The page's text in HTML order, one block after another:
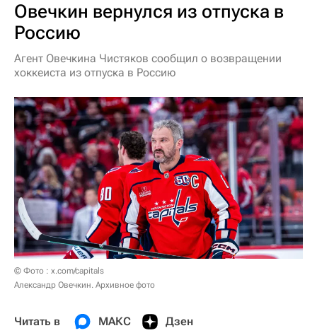
Овечкин вернулся из отпуска в
Россию
Агент Овечкина Чистяков сообщил о возвращении
хоккеиста из отпуска в Россию
© Фото : x.com/capitals
Александр Овечкин. Архивное фото
Читать в МАКС Дзен